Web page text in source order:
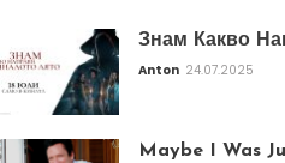
Знам Какво
Anton 24.07.2025
Maybe I Was